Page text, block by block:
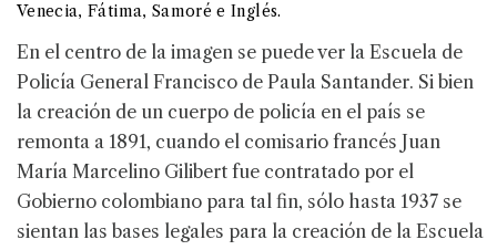
Venecia, Fátima, Samoré e Inglés.
En el centro de la imagen se puede ver la Escuela de
Policía General Francisco de Paula Santander. Si bien
la creación de un cuerpo de policía en el país se
remonta a 1891, cuando el comisario francés Juan
María Marcelino Gilibert fue contratado por el
Gobierno colombiano para tal fin, sólo hasta 1937 se
sientan las bases legales para la creación de la Escuela